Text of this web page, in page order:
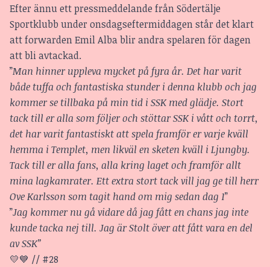
Efter ännu ett pressmeddelande från Södertälje
Sportklubb under onsdagseftermiddagen står det klart
att forwarden Emil Alba blir andra spelaren för dagen
att bli avtackad.
”Man hinner uppleva mycket på fyra år. Det har varit
både tuffa och fantastiska stunder i denna klubb och jag
kommer se tillbaka på min tid i SSK med glädje. Stort
tack till er alla som följer och stöttar SSK i vått och torrt,
det har varit fantastiskt att spela framför er varje kväll
hemma i Templet, men likväl en sketen kväll i Ljungby.
Tack till er alla fans, alla kring laget och framför allt
mina lagkamrater. Ett extra stort tack vill jag ge till herr
Ove Karlsson som tagit hand om mig sedan dag 1”
”Jag kommer nu gå vidare då jag fått en chans jag inte
kunde tacka nej till. Jag är Stolt över att fått vara en del
av SSK”
💛💙 // #28